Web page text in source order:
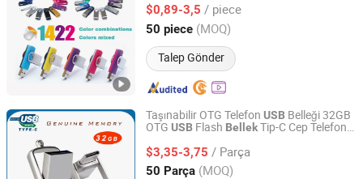
$0,89-3,5 / piece
50 piece (MOQ)
Talep Gönder
Guangdong, China Fiyat 2020
Taşınabilir OTG Telefon USB Belleği 32GB
OTG USB Flash BellekTip-C Cep Telefonu
BellekKapasitesinde Çift Kullanım 32GB
$3,35-3,75 / Parça
50 Parça (MOQ)
Shenzhen Keeptech Electronics Limited
Guangdong, China Fiyat 2008